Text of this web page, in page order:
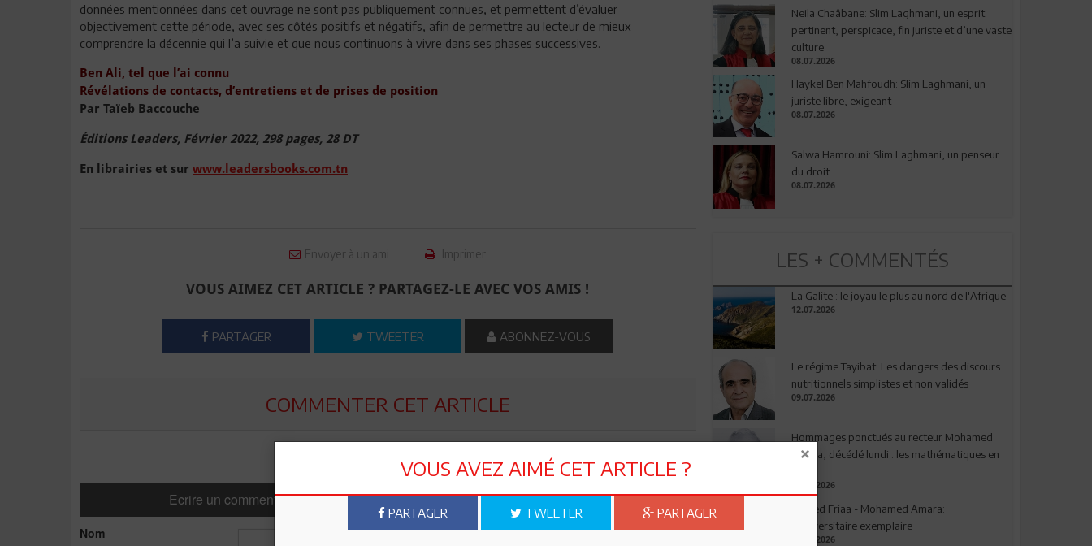
données mentionnées dans cet ouvrage ne sont pas publiquement connues, et permettent d’évaluer
objectivement cette période, avec ses côtés positifs et négatifs, afin de permettre au lecteur de mieux
comprendre la décennie qui l’a suivie et que nous continuons à vivre dans ses phases successives.
Ben Ali, tel que l’ai connu
Révélations de contacts, d’entretiens et de prises de position
Par Taïeb Baccouche
Éditions Leaders, Février 2022, 298 pages, 28 DT
En librairies et sur www.leadersbooks.com.tn
Envoyer à un ami Imprimer
VOUS AIMEZ CET ARTICLE ? PARTAGEZ-LE AVEC VOS AMIS !
PARTAGER TWEETER ABONNEZ-VOUS
COMMENTER CET ARTICLE
Ecrire un commentaire Commenter
Nom
Neila Chaâbane: Slim Laghmani, un esprit
pertinent, perspicace, fin juriste et d’une vaste
culture
08.07.2026
Haykel Ben Mahfoudh: Slim Laghmani, un
juriste libre, exigeant
08.07.2026
Salwa Hamrouni: Slim Laghmani, un penseur
du droit
08.07.2026
LES + COMMENTÉS
La Galite : le joyau le plus au nord de l'Afrique
12.07.2026
Le régime Tayibat: Les dangers des discours
nutritionnels simplistes et non validés
09.07.2026
Hommages ponctués au recteur Mohamed
Amara, décédé lundi : les mathématiques en
03.08.2026
Ahmed Friaa - Mohamed Amara:
l’Universitaire exemplaire
04.08.2026
VOUS AVEZ AIMÉ CET ARTICLE ?
PARTAGER TWEETER PARTAGER